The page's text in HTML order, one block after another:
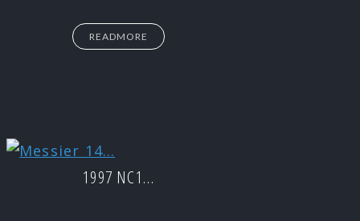
READMORE
1997 NC1…